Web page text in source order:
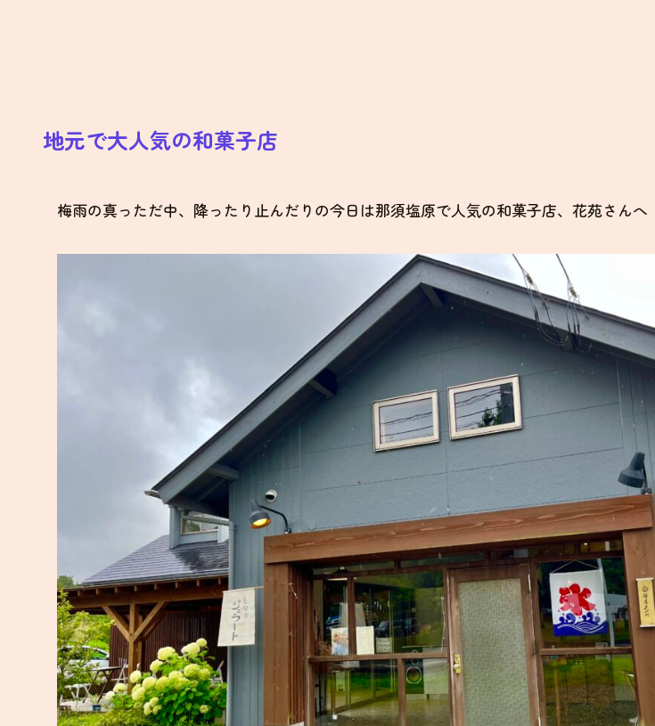
地元で大人気の和菓子店
梅雨の真っただ中、降ったり止んだりの今日は那須塩原で人気の和菓子店、花苑さんへ